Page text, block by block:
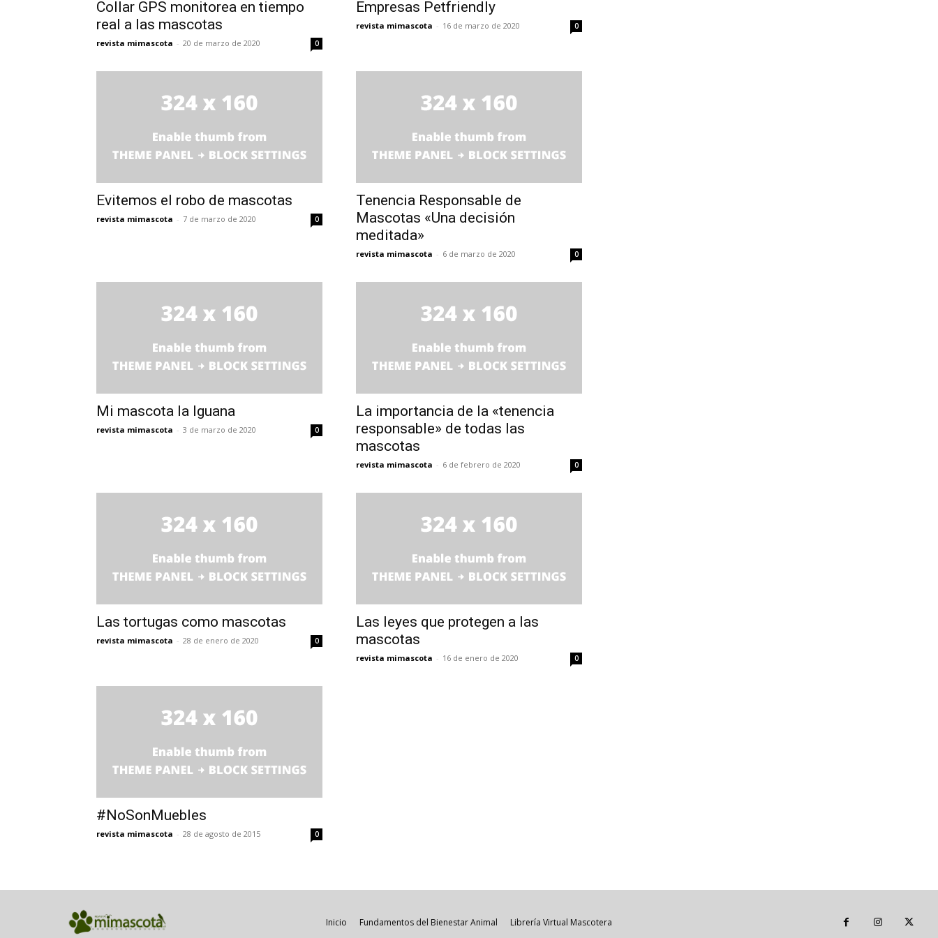
Collar GPS monitorea en tiempo
real a las mascotas
revista mimascota - 20 de marzo de 2020 0
Empresas Petfriendly
revista mimascota - 16 de marzo de 2020 0
Evitemos el robo de mascotas
revista mimascota - 7 de marzo de 2020 0
Tenencia Responsable de
Mascotas «Una decisión
meditada»
revista mimascota - 6 de marzo de 2020 0
Mi mascota la Iguana
revista mimascota - 3 de marzo de 2020 0
La importancia de la «tenencia
responsable» de todas las
mascotas
revista mimascota - 6 de febrero de 2020 0
Las tortugas como mascotas
revista mimascota - 28 de enero de 2020 0
Las leyes que protegen a las
mascotas
revista mimascota - 16 de enero de 2020 0
#NoSonMuebles
revista mimascota - 28 de agosto de 2015 0
Inicio Fundamentos del Bienestar Animal Librería Virtual Mascotera